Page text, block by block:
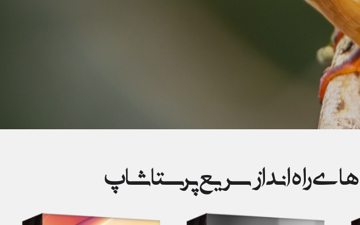
راه انداز سریع پرستاشاپ